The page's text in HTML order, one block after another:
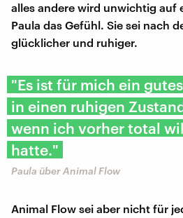
alles andere wird unwichtig auf
Paula das Gefühl. Sie sei nach
glücklicher und ruhiger.
"Es ist für mich ein
in einen ruhigen
wenn ich vorher total
hatte."
Paula über Animal Flow
Animal Flow sei aber nicht für